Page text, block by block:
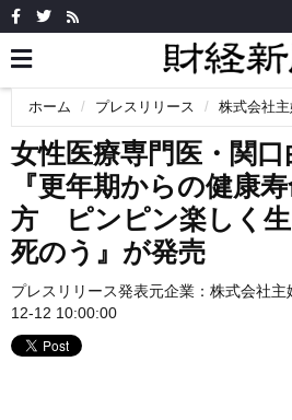
ホーム プレスリリース 株式会社
女性医療専門医・関
『更年期からの健康
方 ピンピン楽しく生
死のう』が発売
プレスリリース発表元企業： 株式会社主
12-12 10:00:00